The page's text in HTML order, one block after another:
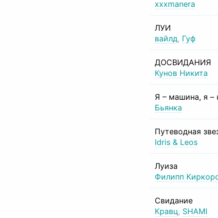
xxxmanera
ЛУИ
вайлд, Гуф
ДОСВИДАНИЯ
Кунов Никита
Я – машина, я –
Бьянка
Путеводная
Idris & Leos
Луиза
Филипп
Свидание
Кравц, SHAMI